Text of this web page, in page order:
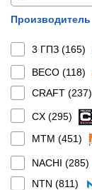
Производитель
3 ГПЗ (165)
BECO (118)
CRAFT (237)
CX (295)
MTM (451)
NACHI (285)
NTN (811)